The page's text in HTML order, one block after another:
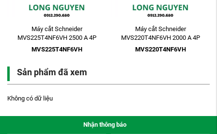
Máy cắt Schneider
MVS225T4NF6VH 2500 A 4P
ETV6G 85kA Electric Fixed
MVS225T4NF6VH
Máy cắt Schneider
MVS220T4NF6VH 2000 A 4P
ETV6G 85kA Electric Fixed
MVS220T4NF6VH
Sản phẩm đã xem
Không có dữ liệu
Nhận thông báo